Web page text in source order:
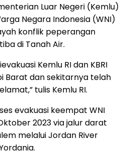
Luar Negeri (Kemlu)
Negara Indonesia (WNI)
konflik peperangan
di Tanah Air.
Kemlu RI dan KBRI
Barat dan sekitarnya telah
tulis Kemlu RI.
evakuasi keempat WNI
2023 via jalur darat
melalui Jordan River